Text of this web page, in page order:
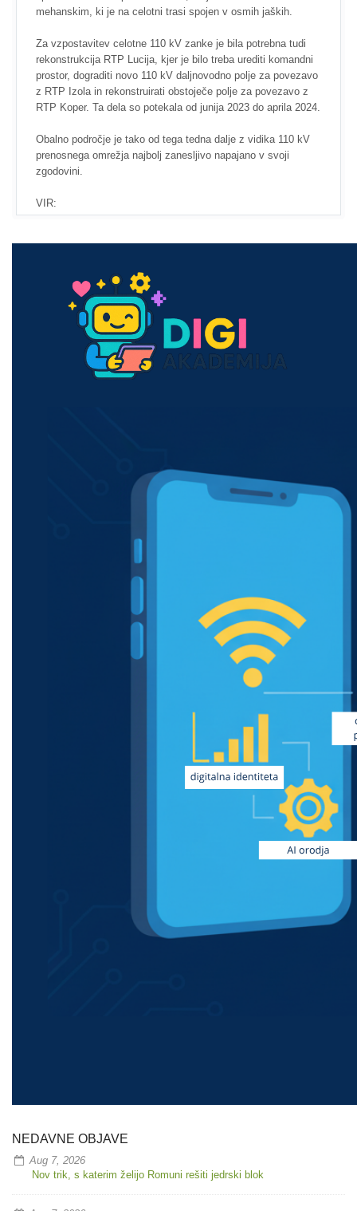
mehanskim, ki je na celotni trasi spojen v osmih jaških.
Za vzpostavitev celotne 110 kV zanke je bila potrebna tudi
rekonstrukcija RTP Lucija, kjer je bilo treba urediti komandni
prostor, dograditi novo 110 kV daljnovodno polje za povezavo
z RTP Izola in rekonstruirati obstoječe polje za povezavo z
RTP Koper. Ta dela so potekala od junija 2023 do aprila 2024.
Obalno področje je tako od tega tedna dalje z vidika 110 kV
prenosnega omrežja najbolj zanesljivo napajano v svoji
zgodovini.
VIR:
NEDAVNE OBJAVE
Aug 7, 2026
Nov trik, s katerim želijo Romuni rešiti jedrski blok